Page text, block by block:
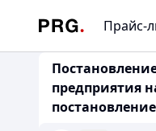
Прайс-
предприятия